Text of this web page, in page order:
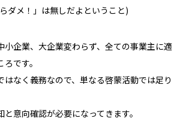
ダメ！」は無しだよということ)
小企業、大企業変わらず、全ての事業主に適
です。
はなく義務なので、単なる啓蒙活動では足り
意向確認が必要になってきます。